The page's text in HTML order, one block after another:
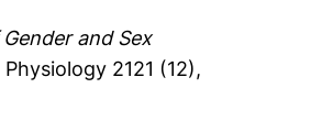
and Sex
2121 (12),